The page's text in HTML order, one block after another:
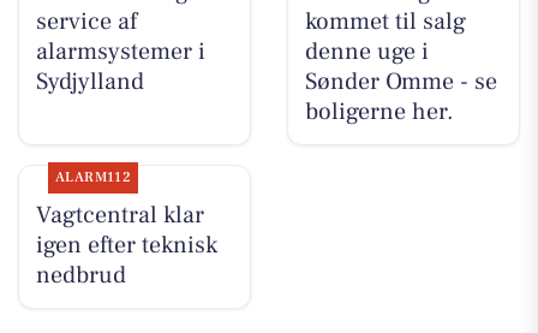
service af
alarmsystemer i
Sydjylland
kommet til salg
denne uge i
Sønder Omme - se
boligerne her.
ALARM112
Vagtcentral klar
igen efter teknisk
nedbrud